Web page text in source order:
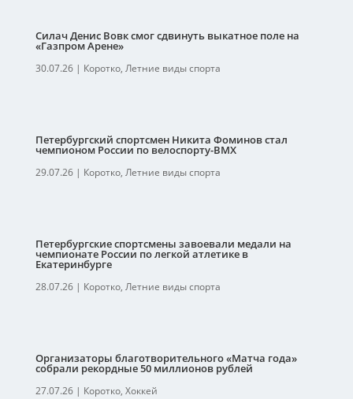
Силач Денис Вовк смог сдвинуть выкатное поле на
«Газпром Арене»
30.07.26| Коротко, Летние виды спорта
Петербургский спортсмен Никита Фоминов стал
чемпионом России по велоспорту-ВМХ
29.07.26| Коротко, Летние виды спорта
Петербургские спортсмены завоевали медали на
чемпионате России по легкой атлетике в
Екатеринбурге
28.07.26| Коротко, Летние виды спорта
Организаторы благотворительного «Матча года»
собрали рекордные 50 миллионов рублей
27.07.26| Коротко, Хоккей